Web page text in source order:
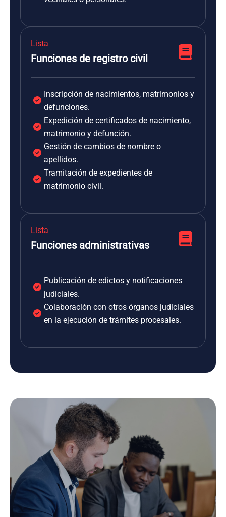
Lista
Funciones de registro civil
Inscripción de nacimientos, matrimonios y
defunciones.
Expedición de certificados de nacimiento,
matrimonio y defunción.
Gestión de cambios de nombre o
apellidos.
Tramitación de expedientes de
matrimonio civil.
Lista
Funciones administrativas
Publicación de edictos y notificaciones
judiciales.
Colaboración con otros órganos judiciales
en la ejecución de trámites procesales.